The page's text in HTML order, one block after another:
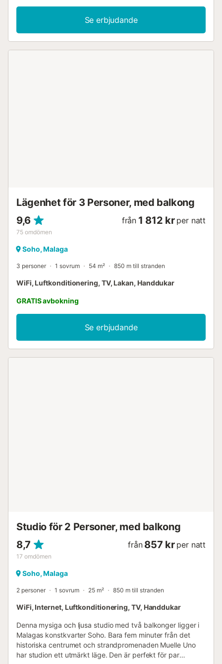
pentry med ett stort matbord samt alla redskap och
apparater. En deposition på 300 € krävs vid eventuella
Se erbjudande
Lägenhet för 3 Personer, med balkong
9,6
75 omdömen
från 1 812 kr per natt
Soho, Malaga
3 personer 1 sovrum 54 m² 850 m till stranden
WiFi, Luftkonditionering, TV, Lakan, Handdukar
GRATIS avbokning
Se erbjudande
Studio för 2 Personer, med balkong
8,7
17 omdömen
från 857 kr per natt
Soho, Malaga
2 personer 1 sovrum 25 m² 850 m till stranden
WiFi, Internet, Luftkonditionering, TV, Handdukar
Denna mysiga och ljusa studio med två balkonger ligger i
Malagas konstkvarter Soho. Bara fem minuter från det
historiska centrumet och strandpromenaden Muelle Uno
har studion ett utmärkt läge. Den är perfekt för par